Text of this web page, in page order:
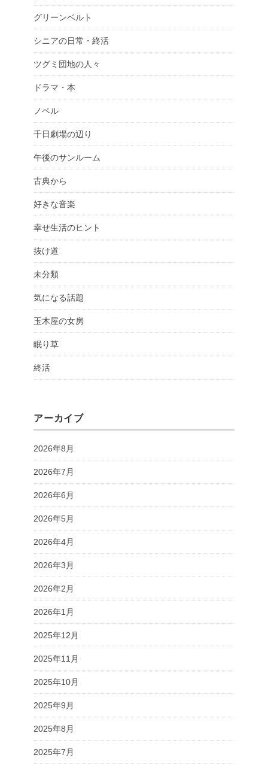
グリーンベルト
シニアの日常・終活
ツグミ団地の人々
ドラマ・本
ノベル
千日劇場の辺り
午後のサンルーム
古典から
好きな音楽
幸せ生活のヒント
抜け道
未分類
気になる話題
玉木屋の女房
眠り草
終活
アーカイブ
2026年8月
2026年7月
2026年6月
2026年5月
2026年4月
2026年3月
2026年2月
2026年1月
2025年12月
2025年11月
2025年10月
2025年9月
2025年8月
2025年7月